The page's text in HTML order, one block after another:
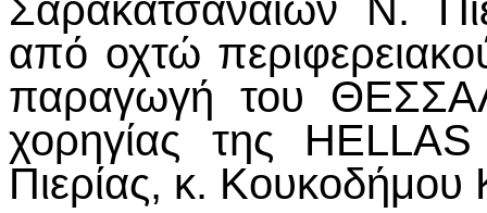
από οχτώ
παραγωγή του
χορηγίας της
Πιερίας, κ. Κουκοδήμου